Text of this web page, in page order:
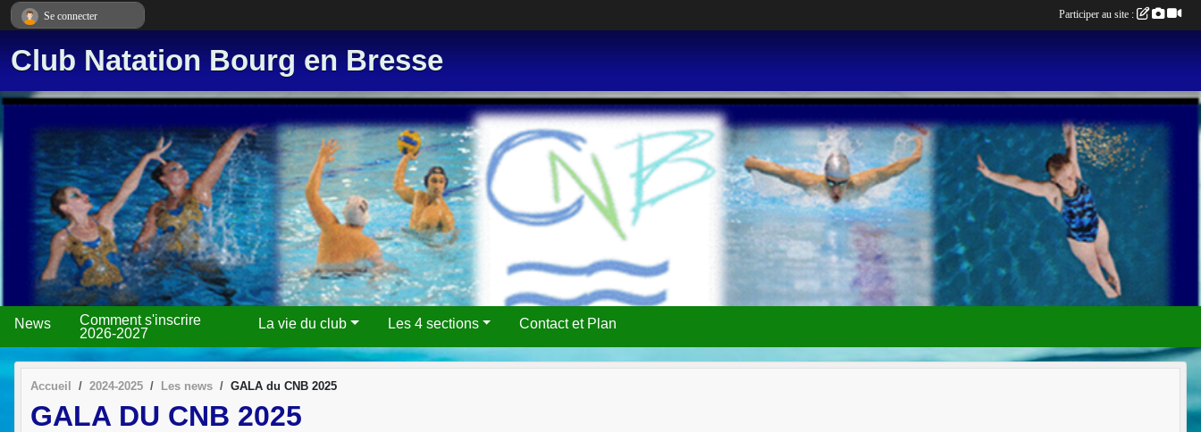
Club Natation Bourg en Bresse
News
Comment s'inscrire
2026-2027
La vie du club Les 4 sections Contact et Plan
Accueil 2024-2025 Les news GALA du CNB 2025
GALA DU CNB 2025
Se connecter Participer au site :
Panneau de gestion des cookies